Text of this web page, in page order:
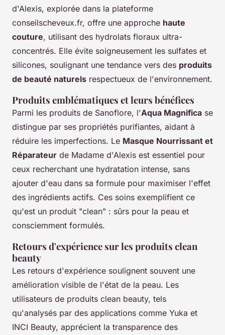
d'Alexis, explorée dans la plateforme
conseilscheveux.fr, offre une approche haute
couture, utilisant des hydrolats floraux ultra-
concentrés. Elle évite soigneusement les sulfates et
silicones, soulignant une tendance vers des produits
de beauté naturels respectueux de l'environnement.
Produits emblématiques et leurs bénéfices
Parmi les produits de Sanoflore, l'Aqua Magnifica se
distingue par ses propriétés purifiantes, aidant à
réduire les imperfections. Le Masque Nourrissant et
Réparateur de Madame d'Alexis est essentiel pour
ceux recherchant une hydratation intense, sans
ajouter d'eau dans sa formule pour maximiser l'effet
des ingrédients actifs. Ces soins exemplifient ce
qu'est un produit "clean" : sûrs pour la peau et
consciemment formulés.
Retours d'expérience sur les produits clean
beauty
Les retours d'expérience soulignent souvent une
amélioration visible de l'état de la peau. Les
utilisateurs de produits clean beauty, tels
qu'analysés par des applications comme Yuka et
INCI Beauty, apprécient la transparence des